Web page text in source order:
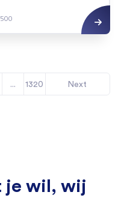
... 1320 Next
je wil, wij